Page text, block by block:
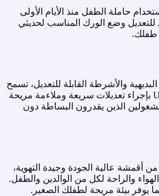
حاملة الطفل منذ الأيام الأولى
وضع الورك المناسب لحديثي
طفلك.
والأشرطة القابلة للتعديل، تسمح
حاملة الأطفال UQMIQURA بإجراء تعديلات سريعة وملاءمة مريحة
الذين يقدرون البساطة دون
أقمشة عالية الجودة وجيدة التهوية،
والراحة لكل من الوالدين والطفل.
يوفر بيئة مريحة لطفلك الصغير.